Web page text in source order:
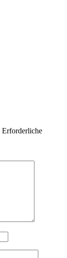
Erforderliche